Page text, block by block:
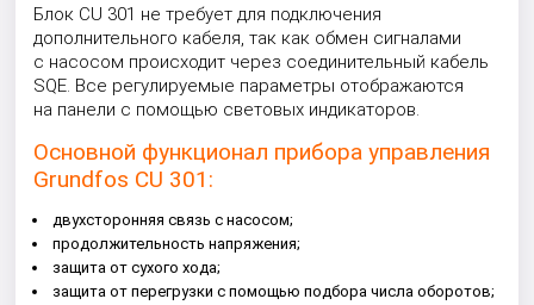
Блок CU 301 не требует для подключения
дополнительного кабеля, так как обмен сигналами
с насосом происходит через соединительный кабель
SQE. Все регулируемые параметры отображаются
на панели с помощью световых индикаторов.
Основной функционал прибора управления
Grundfos CU 301:
двухсторонняя связь с насосом;
продолжительность напряжения;
защита от сухого хода;
защита от перегрузки с помощью подбора числа оборотов;